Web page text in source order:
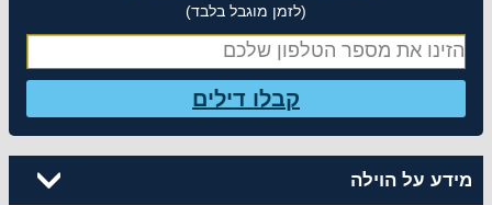
(לזמן מוגבל בלבד)
קבלו דילים
מידע על הוילה